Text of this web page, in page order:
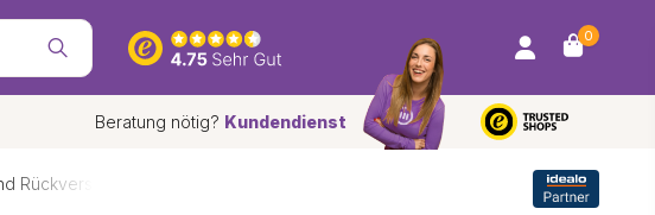
0
Beratung nötig? Kundendienst
der Spezialist für